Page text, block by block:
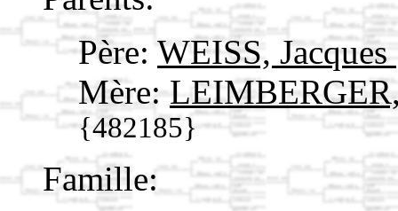
Père: WEISS, Jacques
Mère:
{482185}
Famille: